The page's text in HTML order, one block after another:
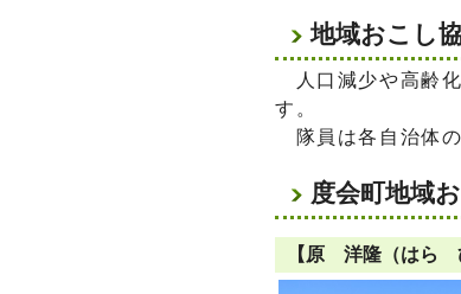
地域おこし
人口減少や高齢化
す。
隊員は各自治体の
度会町地域
【原 洋隆（はら